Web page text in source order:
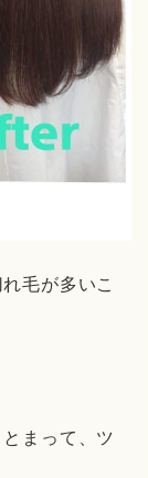
毛が多いこ
まって、ツ